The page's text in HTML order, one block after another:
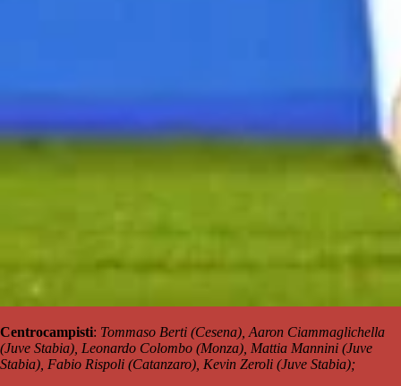
Centrocampisti: Tommaso Berti (Cesena), Aaron Ciammaglichella
(Juve Stabia), Leonardo Colombo (Monza), Mattia Mannini (Juve
Stabia), Fabio Rispoli (Catanzaro), Kevin Zeroli (Juve Stabia);